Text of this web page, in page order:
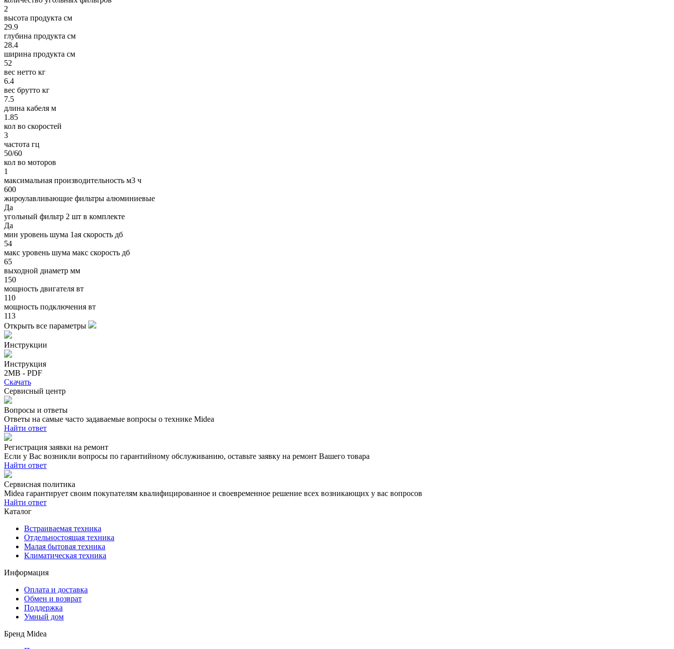
2
высота продукта см
29.9
глубина продукта см
28.4
ширина продукта см
52
вес нетто кг
6.4
вес брутто кг
7.5
длина кабеля м
1.85
кол во скоростей
3
частота гц
50/60
кол во моторов
1
максимальная производительность м3 ч
600
жироулавливающие фильтры алюминиевые
Да
угольный фильтр 2 шт в комплекте
Да
мин уровень шума 1ая скорость дб
54
макс уровень шума макс скорость дб
65
выходной диаметр мм
150
мощность двигателя вт
110
мощность подключения вт
113
Открыть все параметры
Инструкции
Инструкция
2MB - PDF
Скачать
Сервисный центр
Вопросы и ответы
Ответы на самые часто задаваемые вопросы о технике Midea
Найти ответ
Регистрация заявки на ремонт
Если у Вас возникли вопросы по гарантийному обслуживанию, оставьте заявку на ремонт Вашего товара
Найти ответ
Сервисная политика
Midea гарантирует своим покупателям квалифицированное и своевременное решение всех возникающих у вас вопросов
Найти ответ
Каталог
Встраиваемая техника
Отдельностоящая техника
Малая бытовая техника
Климатическая техника
Информация
Оплата и доставка
Обмен и возврат
Поддержка
Умный дом
Бренд Midea